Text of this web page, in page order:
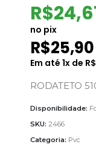
R$
no pix
R$25,90
Em até 1x de R$
RODATETO
Disponibilidade:
SKU: 2466
Categoria: Pvc